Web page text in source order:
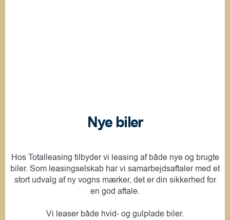
Nye biler
Hos Totalleasing tilbyder vi leasing af både nye og brugte
biler. Som leasingselskab har vi samarbejdsaftaler med et
stort udvalg af ny vogns mærker, det er din sikkerhed for
en god aftale.
Vi leaser både hvid- og gulplade biler.